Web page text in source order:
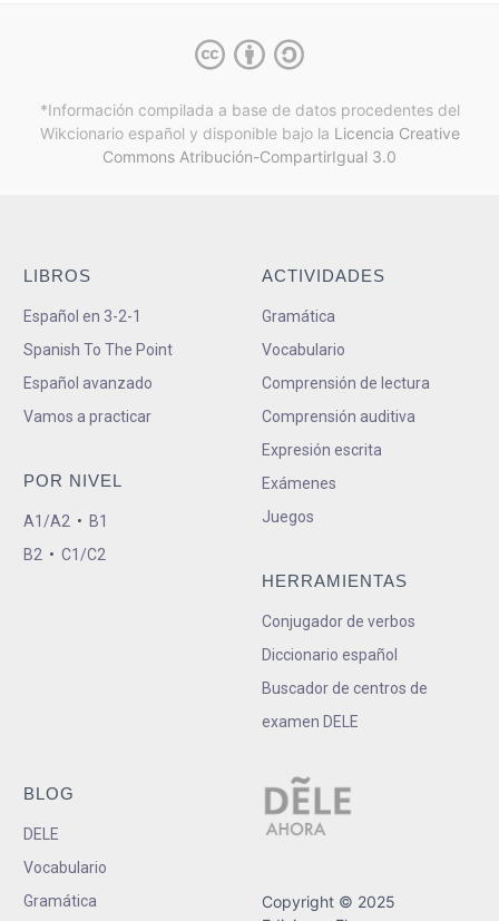
*Información compilada a base de datos procedentes del
Wikcionario español y disponible bajo la Licencia Creative
Commons Atribución-CompartirIgual 3.0
LIBROS
Español en 3-2-1
Spanish To The Point
Español avanzado
Vamos a practicar
POR NIVEL
A1/A2 • B1
B2 • C1/C2
ACTIVIDADES
Gramática
Vocabulario
Comprensión de lectura
Comprensión auditiva
Expresión escrita
Exámenes
Juegos
HERRAMIENTAS
Conjugador de verbos
Diccionario español
Buscador de centros de
examen DELE
BLOG
DELE
Vocabulario
Gramática
Copyright © 2025